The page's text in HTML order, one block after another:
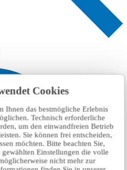
Cookies
Ihnen das bestmögliche Erlebnis
Technisch erforderliche
um den einwandfreien Betrieb
Sie können frei entscheiden,
möchten. Bitte beachten Sie,
Einstellungen die volle
nicht mehr zur